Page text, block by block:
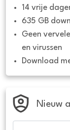
14 vrije
635 GB
Geen
en virussen
Download
Nieuw